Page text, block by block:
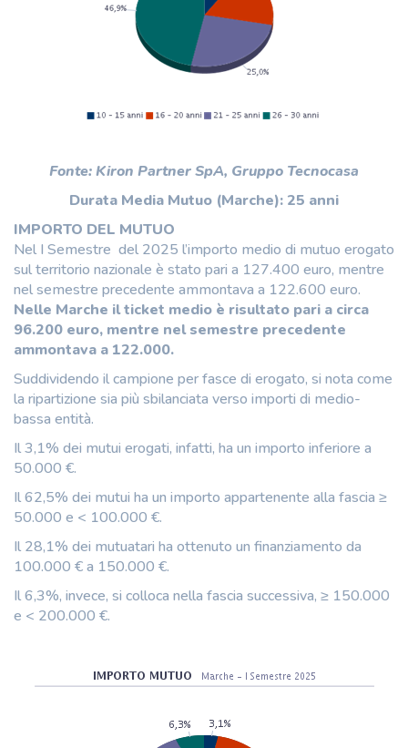
Fonte: Kiron Partner SpA, Gruppo Tecnocasa
Durata Media Mutuo (Marche): 25 anni
IMPORTO DEL MUTUO
Nel I Semestre del 2025 l’importo medio di mutuo erogato
sul territorio nazionale è stato pari a 127.400 euro, mentre
nel semestre precedente ammontava a 122.600 euro.
Nelle Marche il ticket medio è risultato pari a circa
96.200 euro, mentre nel semestre precedente
ammontava a 122.000.
Suddividendo il campione per fasce di erogato, si nota come
la ripartizione sia più sbilanciata verso importi di medio-
bassa entità.
Il 3,1% dei mutui erogati, infatti, ha un importo inferiore a
50.000 €.
Il 62,5% dei mutui ha un importo appartenente alla fascia ≥
50.000 e < 100.000 €.
Il 28,1% dei mutuatari ha ottenuto un finanziamento da
100.000 € a 150.000 €.
Il 6,3%, invece, si colloca nella fascia successiva, ≥ 150.000
e < 200.000 €.